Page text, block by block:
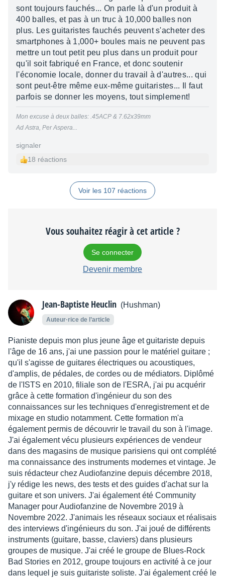
sont toujours fauchés... On parle là d'un produit à
400 balles, et pas à un truc à 10,000 balles non
plus. Les guitaristes fauchés peuvent s'acheter des
smartphones à 1,000+ boules mais ne peuvent pas
mettre un tout petit peu plus dans un produit pour
qu'il soit fabriqué en France, et donc soutenir
l'économie locale, donner du travail à d'autres... qui
sont peut-être même eux-même guitaristes... Il faut
parfois se donner les moyens, tout simplement!
Mon excuse à deux balles: .45ACP & 7.62x39mm
Ad Astra, Per Aspera...
signaler
18 réactions
Voir les 107 réactions
Vous souhaitez réagir à cet article ?
Se connecter
Devenir membre
Jean-Baptiste Heuclin (Hushman)
Auteur·rice de l’article
Pianiste depuis mon plus jeune âge et guitariste depuis
l'âge de 16 ans, j'ai une passion pour le matériel guitare ;
qu'il s'agisse de guitares électriques ou acoustiques,
d'amplis, de pédales, de cordes ou de médiators. Diplômé
de l'ISTS en 2010, filiale son de l'ESRA, j'ai pu acquérir
grâce à cette formation d'ingénieur du son des
connaissances sur les techniques d'enregistrement et de
mixage en studio notamment. Cette formation m'a
également permis de découvrir le travail du son à l'image.
J'ai également vécu plusieurs expériences de vendeur
dans des magasins de musique parisiens qui ont complété
ma connaissance des instruments modernes et vintage. Je
suis rédacteur chez Audiofanzine depuis décembre 2018,
j'y rédige les news, des tests et des guides d'achat sur la
guitare et son univers. J'ai également été Community
Manager pour Audiofanzine de Novembre 2019 à
Novembre 2022. J'animais les réseaux sociaux et réalisais
des interviews d'ingénieurs du son. J'ai joué de différents
instruments (guitare, basse, claviers) dans plusieurs
groupes de musique. J'ai créé le groupe de Blues-Rock
Bad Stories en 2012, groupe toujours en activité à ce jour
dans lequel je suis guitariste soliste. J'ai également créé le